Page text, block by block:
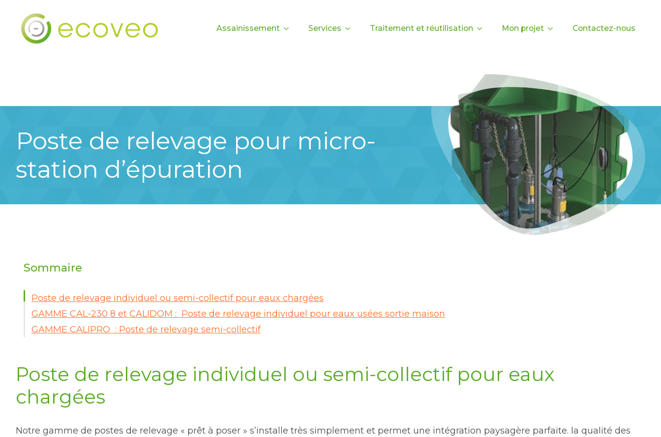
Assainissement Services Traitement et réutilisation Mon projet Contactez-nous
Poste de relevage pour micro-
station d’épuration
Sommaire
Poste de relevage individuel ou semi-collectif pour eaux chargées
GAMME CAL-230 8 et CALIDOM : Poste de relevage individuel pour eaux usées sortie maison
GAMME CALIPRO : Poste de relevage semi-collectif
Poste de relevage individuel ou semi-collectif pour eaux
chargées
Notre gamme de postes de relevage « prêt à poser » s’installe très simplement et permet une intégration paysagère parfaite. la qualité des